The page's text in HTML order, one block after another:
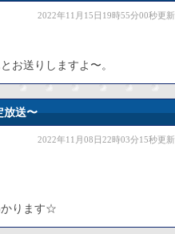
2022年11月15日19時55分00秒更新
お送りしますよ〜。
放送〜
2022年11月08日22時03分15秒更新
かります☆